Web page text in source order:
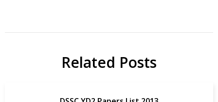
Related Posts